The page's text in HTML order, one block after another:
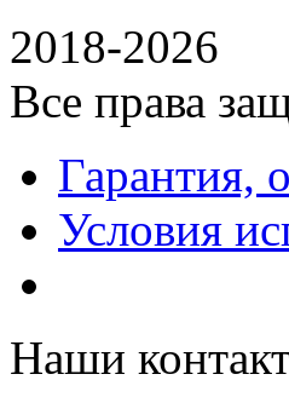
2018-2026
Все права
Гарантия,
Условия
Наши